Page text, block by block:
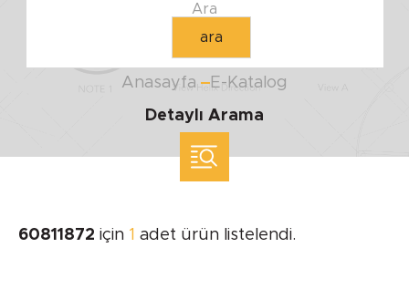
Ara
ara
Anasayfa
E-Katalog
Detaylı Arama
Minimum
ölçü ile arama yap
60811872 için 1 adet ürün listelendi.